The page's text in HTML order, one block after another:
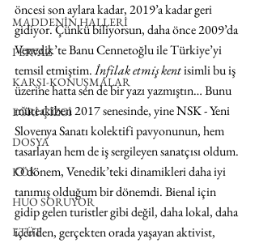
MADDENİN HALLERİ
PERVAZ
KARŞI-KONUŞMALAR
EĞRİ ÇİZGİ
DOSYA
KÖK
HUO SORUYOR
ETÜT
öncesi son aylara kadar, 2019’a kadar geri
gidiyor. Çünkü biliyorsun, daha önce 2009’da
Venedik’te Banu Cennetoğlu ile Türkiye’yi
temsil etmiştim. İnfilak etmiş kent isimli bu iş
üzerine hatta sen de bir yazı yazmıştın… Bunu
müteakiben 2017 senesinde, yine NSK - Yeni
Slovenya Sanatı kolektifi pavyonunun, hem
tasarlayan hem de iş sergileyen sanatçısı oldum.
O dönem, Venedik’teki dinamikleri daha iyi
tanımış olduğum bir dönemdi. Bienal için
gidip gelen turistler gibi değil, daha lokal, daha
içeriden, gerçekten orada yaşayan aktivist,